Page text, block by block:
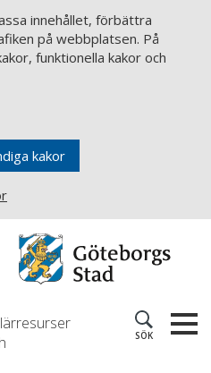
innehållet, förbättra
på webbplatsen. På
funktionella kakor och
kakor
SÖK